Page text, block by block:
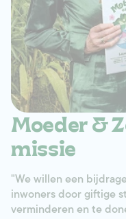
Moeder &
missie
"We willen een
inwoners door giftige
verminderen en te